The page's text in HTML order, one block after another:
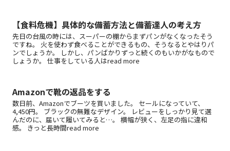
【食料危機】具体的な備蓄方法と備蓄達人の考え方
先日の台風の時には、スーパーの棚からまずパンがなくなったそう
ですね。 火を使わず食べることができるもの、そうなるとやはりパ
ンでしょうか。 しかし、パンばかりずっと続くのもいかがなもので
しょうか。 仕事をしている人はread more
Amazonで靴の返品をする
数日前、Amazonでブーツを買いました。 セールになっていて、
4,450円。 ブラックの無難なデザイン。 レビューをしっかり見て選
んだのに、届いて履いてみると…。 横幅が狭く、左足の指に違和
感。 きっと長時間read more